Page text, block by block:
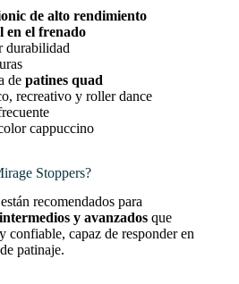
de alto rendimiento
en el frenado
durabilidad
de patines quad
recreativo y roller dance
cappuccino
Stoppers?
recomendados para
y avanzados que
confiable, capaz de responder en
patinaje.